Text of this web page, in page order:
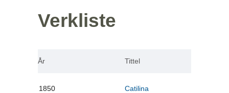
Verkliste
År Tittel
1850 Catilina